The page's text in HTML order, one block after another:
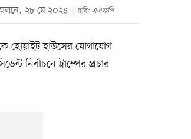
২৮ মে ২০২৪ ছবি: এএফপি
হোয়াইট হাউসের যোগাযোগ
নির্বাচনে ট্রাম্পের প্রচার